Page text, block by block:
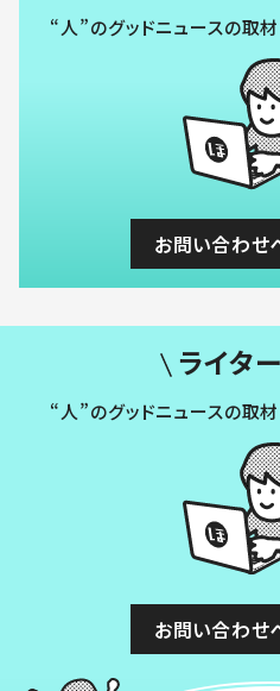
“人”のグッドニュースの取
お問い合わせ
ライタ
“人”のグッドニュースの取
お問い合わせ